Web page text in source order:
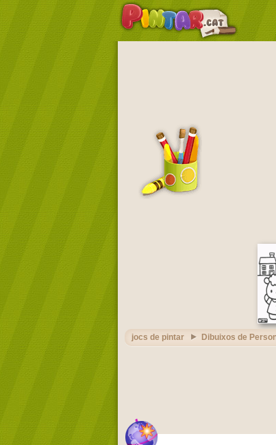
jocs de pintar Dibuixos de